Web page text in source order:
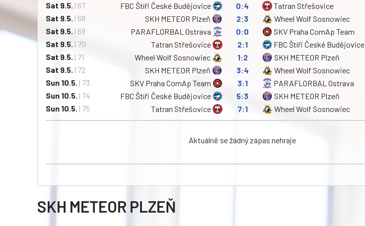
Sat 9.5. | 67 FBC Štíři České Budějovice 0:4
Tatran Střešovice
Sat 9.5. | 68 SKH METEOR Plzeň 2:3
Wheel Wolf Sosnowiec
Sat 9.5. | 69 PARAFLORBAL Ostrava 0:0
SKV Praha ComAp Team
Sat 9.5. | 70 Tatran Střešovice 2:1
FBC Štíři České Budějovice
Sat 9.5. | 71 Wheel Wolf Sosnowiec 1:2
SKH METEOR Plzeň
Sat 9.5. | 72 SKH METEOR Plzeň 3:4
Wheel Wolf Sosnowiec
Sun 10.5. | 73 SKV Praha ComAp Team 3:1
PARAFLORBAL Ostrava
Sun 10.5. | 74 FBC Štíři České Budějovice 5:3
SKH METEOR Plzeň
Sun 10.5. | 75 Tatran Střešovice 7:1 Wheel Wolf Sosnowiec
Aktuálně se žádný zápas nehraje
SKH METEOR PLZEŇ